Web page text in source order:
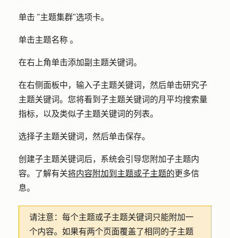
单击 "主题集群"选项卡。
单击主题名称 。
在右上角单击添加副主题关键词。
在右侧面板中，输入子主题关键词 ，然后单击研究子
主题关键词。您将看到子主题关键词的月平均搜索量
指标，以及类似子主题关键词的列表。
选择子主题关键词，然后单击保存。
创建子主题关键词后，系统会引导您附加子主题内
容。了解有关将内容附加到主题或子主题的更多信
息。
请注意： 每个主题或子主题关键词只能附加一
个内容。如果有两个页面覆盖了相同的子主题